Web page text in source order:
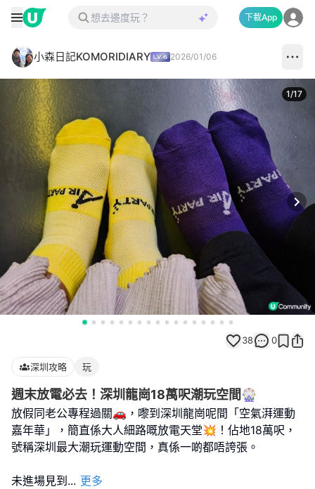
下載App
小森日記KOMORIDIARY 2026/01/06
1/17
38 0
深圳攻略 玩
週末放電必去！深圳龍崗18萬呎潮玩空間🎡
放假同老公專程過關🚗，嚟到深圳龍崗呢間「空氣湃運動
嘉年華」，簡直係大人細路嘅放電天堂💥！佔地18萬呎，
號稱深圳最大潮玩運動空間，真係一啲都唔誇張。
未進場見到 ... 更多